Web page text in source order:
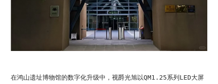
在鸿山遗址博物馆的数字化升级中，视爵光旭以QM1.25系列LED大屏